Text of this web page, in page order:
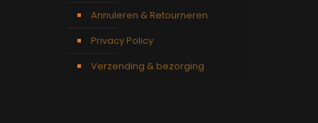
Annuleren & Retourneren
Privacy Policy
Verzending & bezorging